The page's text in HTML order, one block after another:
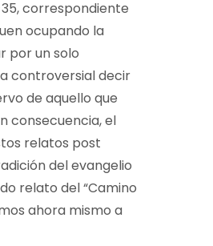
correspondiente
ocupando la
por un solo
controversial decir
de aquello que
consecuencia, el
relatos post
del evangelio
relato del “Camino
ahora mismo a